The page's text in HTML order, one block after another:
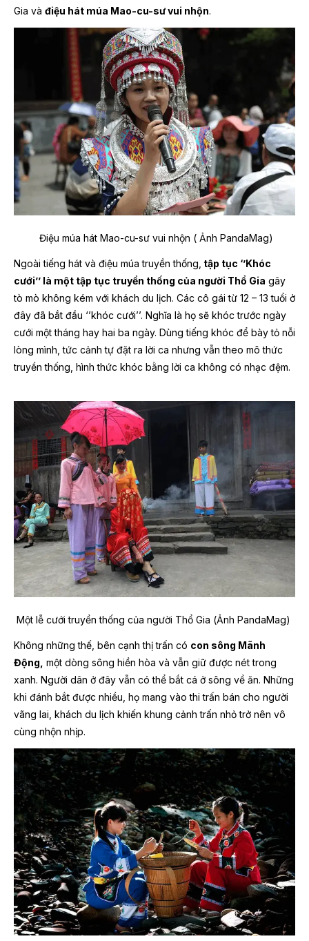
Gia và điệu hát múa Mao-cu-sư vui nhộn.
Điệu múa hát Mao-cu-sư vui nhộn ( Ảnh PandaMag)
Ngoài tiếng hát và điệu múa truyền thống, tập tục ‘’Khóc
cưới’’ là một tập tục truyền thống của người Thổ Gia gây
tò mò không kém với khách du lịch. Các cô gái từ 12 – 13 tuổi ở
đây đã bắt đầu ‘’khóc cưới’’. Nghĩa là họ sẽ khóc trước ngày
cưới một tháng hay hai ba ngày. Dùng tiếng khóc để bày tỏ nỗi
lòng mình, tức cảnh tự đặt ra lời ca nhưng vẫn theo mô thức
truyền thống, hình thức khóc bằng lời ca không có nhạc đệm.
Một lễ cưới truyền thống của người Thổ Gia (Ảnh PandaMag)
Không những thế, bên cạnh thị trấn có con sông Mãnh
Động, một dòng sông hiền hòa và vẫn giữ được nét trong
xanh. Người dân ở đây vẫn có thể bắt cá ở sông về ăn. Những
khi đánh bắt được nhiều, họ mang vào thi trấn bán cho người
vãng lai, khách du lịch khiến khung cảnh trấn nhỏ trở nên vô
cùng nhộn nhịp.